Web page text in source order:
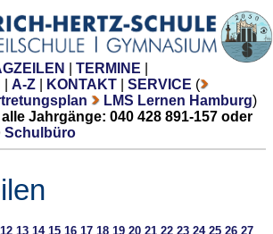
TERMINE
A-Z KONTAKT SERVICE (
LMS Lernen Hamburg)
Jahrgänge: 040 428 891-157 oder
Schulbüro
12 13 14 15 16 17 18 19 20 21 22 23 24 25 26 27